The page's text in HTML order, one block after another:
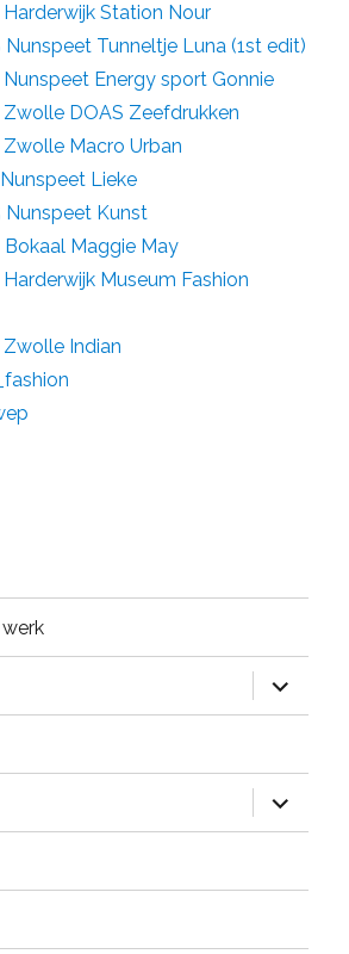
Harderwijk Station Nour
Nunspeet Tunneltje Luna (1st edit)
Nunspeet Energy sport Gonnie
Zwolle DOAS Zeefdrukken
Zwolle Macro Urban
Lieke
Nunspeet Kunst
Bokaal Maggie May
Museum Fashion
Zwolle Indian
expand
child
menu
expand
child
menu